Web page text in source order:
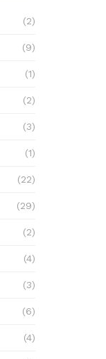
(2)
(9)
(1)
(2)
(3)
(1)
(22)
(29)
(2)
(4)
(3)
(6)
(4)